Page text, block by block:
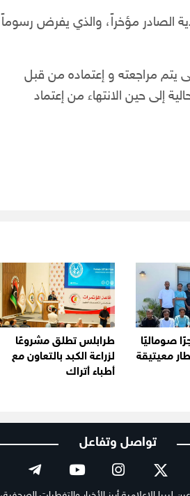
الصادر مؤخراً، والذي يفرض رسوماً
يتم مراجعته و إعتماده من قبل
إلى حين الانتهاء من إعتماد
مهاجرًا صوماليًا
معيتيقة
طرابلس تطلق مشروعًا
لزراعة الكبد بالتعاون مع
أطباء أتراك
تواصل وتفاعل